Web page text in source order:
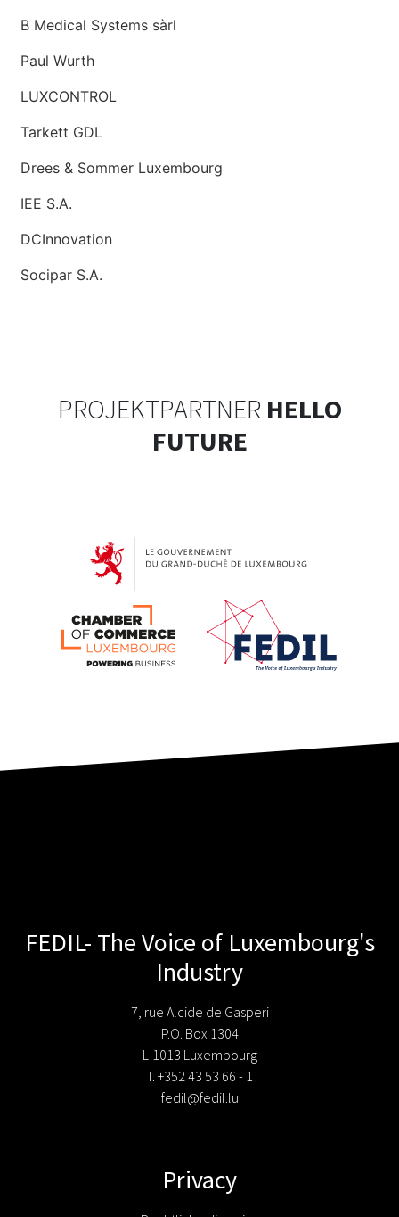
B Medical Systems sàrl
Paul Wurth
LUXCONTROL
Tarkett GDL
Drees & Sommer Luxembourg
IEE S.A.
DCInnovation
Socipar S.A.
PROJEKTPARTNER HELLO
FUTURE
FEDIL- The Voice of Luxembourg's
Industry
7, rue Alcide de Gasperi
P.O. Box 1304
L-1013 Luxembourg
T. +352 43 53 66 - 1
fedil@fedil.lu
Privacy